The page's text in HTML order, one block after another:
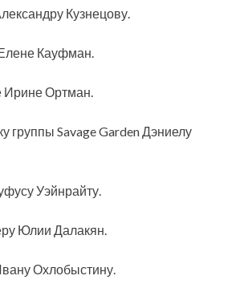
Кузнецову.
Кауфман.
Ирине Ортман.
группы Savage Garden Дэниелу
Уэйнрайту.
Юлии Далакян.
Охлобыстину.